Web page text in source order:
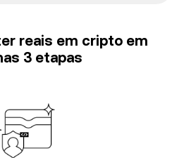
reais em cripto em
3 etapas